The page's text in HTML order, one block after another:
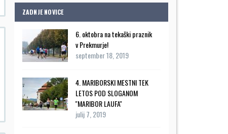
ZADNJE NOVICE
6. oktobra na tekaški praznik
v Prekmurje!
september 18, 2019
4. MARIBORSKI MESTNI TEK
LETOS POD SLOGANOM
''MARIBOR LAUFA''
julij 7, 2019